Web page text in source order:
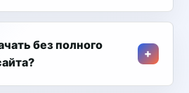
без полного